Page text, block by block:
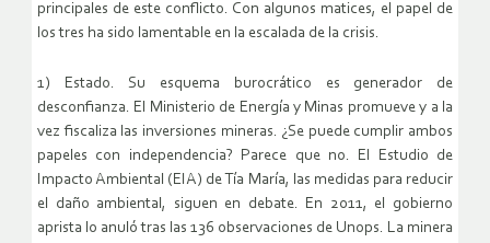
principales de este conflicto. Con algunos matices, el papel de
los tres ha sido lamentable en la escalada de la crisis.
1) Estado. Su esquema burocrático es generador de
desconfianza. El Ministerio de Energía y Minas promueve y a la
vez fiscaliza las inversiones mineras. ¿Se puede cumplir ambos
papeles con independencia? Parece que no. El Estudio de
Impacto Ambiental (EIA) de Tía María, las medidas para reducir
el daño ambiental, siguen en debate. En 2011, el gobierno
aprista lo anuló tras las 136 observaciones de Unops. La minera